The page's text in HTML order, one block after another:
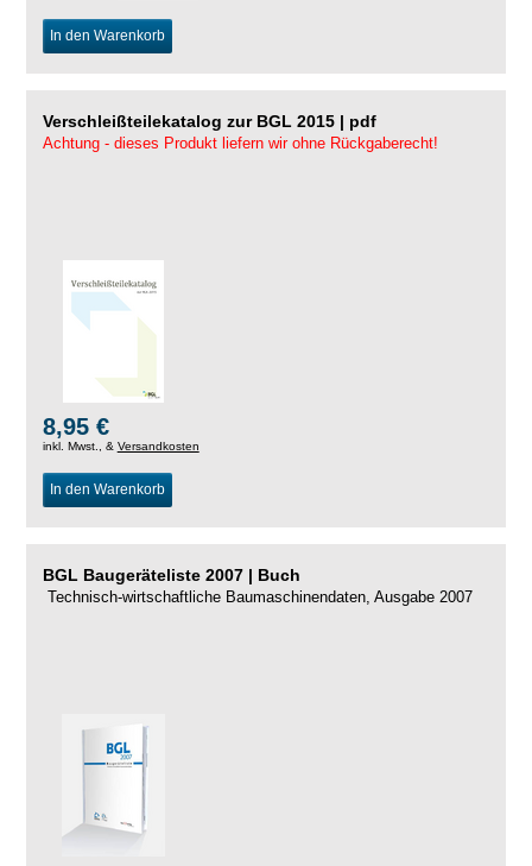
In den Warenkorb
Verschleißteilekatalog zur BGL 2015 | pdf
Achtung - dieses Produkt liefern wir ohne Rückgaberecht!
8,95 €
inkl. Mwst., & Versandkosten
In den Warenkorb
BGL Baugeräteliste 2007 | Buch
Technisch-wirtschaftliche Baumaschinendaten, Ausgabe 2007